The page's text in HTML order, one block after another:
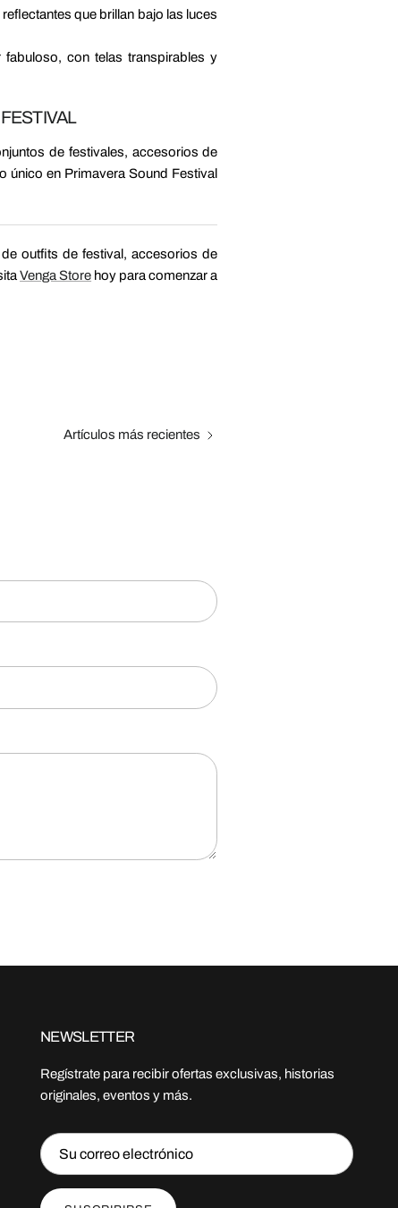
que brillan bajo las luces
con telas transpirables y
de festivales, accesorios de
único en Primavera Sound Festival
outfits de festival, accesorios de
Venga Store hoy para comenzar a
Artículos más recientes
NEWSLETTER
Regístrate para recibir ofertas exclusivas, historias
originales, eventos y más.